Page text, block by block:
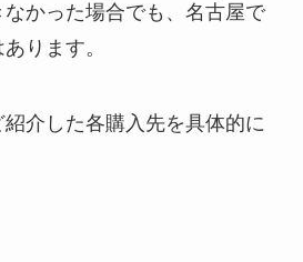
かった場合でも、名古屋で
ります。
介した各購入先を具体的に